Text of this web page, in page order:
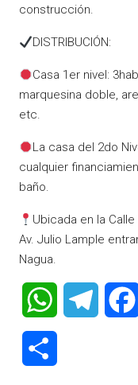
construcción.
DISTRIBUCIÓN:
Casa 1er nivel:
marquesina doble,
etc.
La casa del 2do
cualquier
baño.
Ubicada en la
Av. Julio Lample
Nagua.
WhatsApp